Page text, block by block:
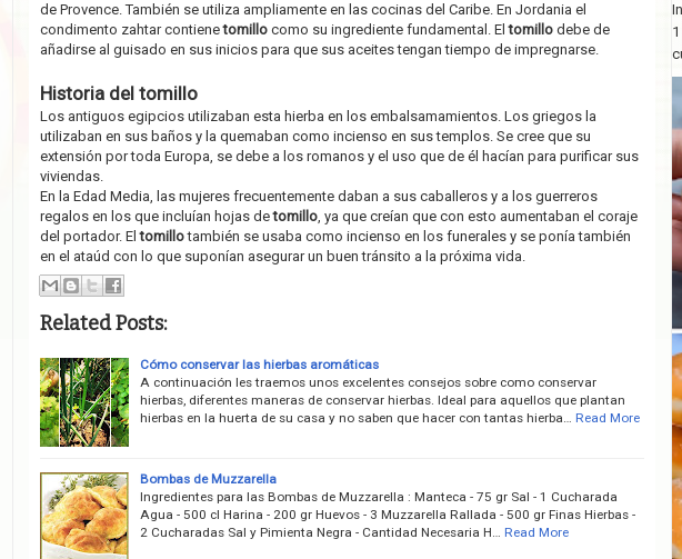
de Provence. También se utiliza ampliamente en las cocinas del Caribe. En Jordania el
condimento zahtar contienetomillocomo su ingrediente fundamental. Eltomillodebe de
añadirse al guisado en sus inicios para que sus aceites tengan tiempo de impregnarse.
Historia del tomillo
Los antiguos egipcios utilizaban esta hierba en los embalsamamientos. Los griegos la
utilizaban en sus baños y la quemaban como incienso en sus templos. Se cree que su
extensión por toda Europa, se debe a los romanos y el uso que de él hacían para purificar sus
viviendas.
En la Edad Media, las mujeres frecuentemente daban a sus caballeros y a los guerreros
regalos en los que incluían hojas detomillo, ya que creían que con esto aumentaban el coraje
del portador. Eltomillotambién se usaba como incienso en los funerales y se ponía también
en el ataúd con lo que suponían asegurar un buen tránsito a la próxima vida.
Related Posts:
Cómo conservar las hierbas aromáticas
A continuación les traemos unos excelentes consejos sobre como conservar
hierbas, diferentes maneras de conservar hierbas. Ideal para aquellos que plantan
hierbas en la huerta de su casa y no saben que hacer con tantas hierba…
Read More
Bombas de Muzzarella
Ingredientes para las Bombas de Muzzarella : Manteca - 75 gr Sal - 1 Cucharada
Agua - 500 cl Harina - 200 gr Huevos - 3 Muzzarella Rallada - 500 gr Finas Hierbas -
2 Cucharadas Sal y Pimienta Negra - Cantidad Necesaria H…
Read More